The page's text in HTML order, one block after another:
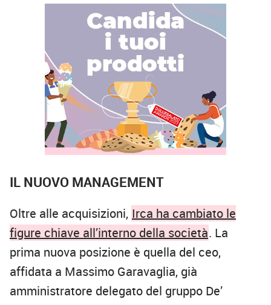
IL NUOVO MANAGEMENT
Oltre alle acquisizioni, Irca ha cambiato le
figure chiave all’interno della società. La
prima nuova posizione è quella del ceo,
affidata a Massimo Garavaglia, già
amministratore delegato del gruppo De’